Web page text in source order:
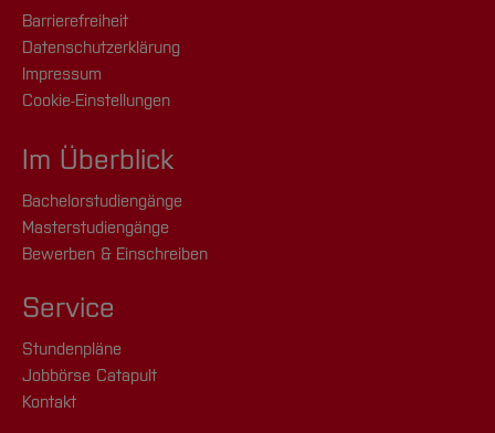
Barrierefreiheit
Datenschutzerklärung
Impressum
Cookie-Einstellungen
Im Überblick
Bachelorstudiengänge
Masterstudiengänge
Bewerben & Einschreiben
Service
Stundenpläne
Jobbörse Catapult
Kontakt